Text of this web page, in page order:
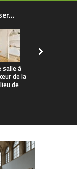
salle à
de la
de